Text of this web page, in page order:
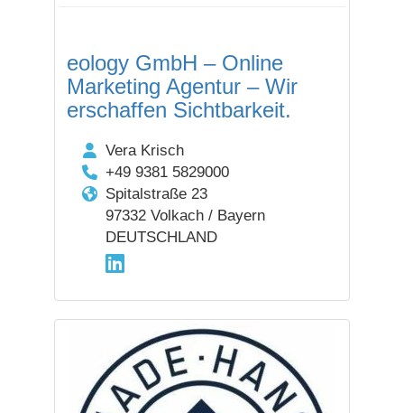
eology GmbH – Online
Marketing Agentur – Wir
erschaffen Sichtbarkeit.
Vera Krisch
+49 9381 5829000
Spitalstraße 23
97332 Volkach / Bayern
DEUTSCHLAND